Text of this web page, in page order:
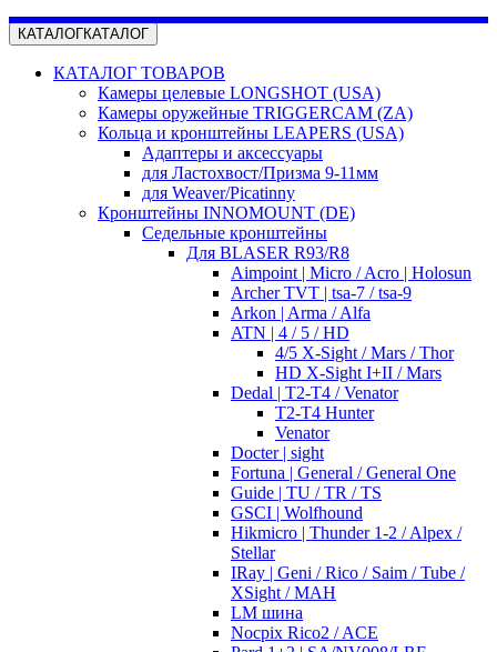
КАТАЛОГКАТАЛОГ
КАТАЛОГ ТОВАРОВ
Камеры целевые LONGSHOT (USA)
Камеры оружейные TRIGGERCAM (ZA)
Кольца и кронштейны LEAPERS (USA)
Адаптеры и аксессуары
для Ластохвост/Призма 9-11мм
для Weaver/Picatinny
Кронштейны INNOMOUNT (DE)
Седельные кронштейны
Для BLASER R93/R8
Aimpoint | Micro / Acro | Holosun
Archer TVT | tsa-7 / tsa-9
Arkon | Arma / Alfa
ATN | 4 / 5 / HD
4/5 X-Sight / Mars / Thor
HD X-Sight I+II / Mars
Dedal | T2-T4 / Venator
T2-T4 Hunter
Venator
Docter | sight
Fortuna | General / General One
Guide | TU / TR / TS
GSCI | Wolfhound
Hikmicro | Thunder 1-2 / Alpex /
Stellar
IRay | Geni / Rico / Saim / Tube /
XSight / MAH
LM шина
Nocpix Rico2 / ACE